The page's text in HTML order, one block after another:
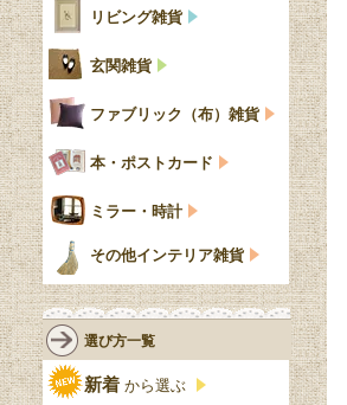
リビング雑貨
玄関雑貨
ファブリック（布）雑貨
本・ポストカード
ミラー・時計
その他インテリア雑貨
選び方一覧
新着 から選ぶ